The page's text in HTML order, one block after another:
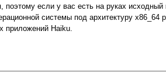
поэтому если у вас есть на руках
системы под архитектуру
приложений Haiku.
система Haiku: портирование